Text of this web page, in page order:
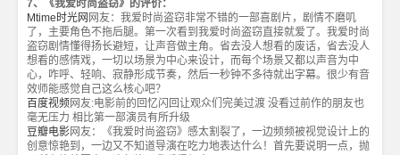
7、《我爱时尚盗窃》的评价：
Mtime时光网 网友：我爱时尚盗窃非常不错的一部喜剧片，剧情不磨叽
了，主要角色不拖后腿。第一次看到我爱时尚盗窃直接就爱了。我爱时尚
盗窃剧情懂得扬长避短，让声音做主角。省去没人想看的废话，省去没人
想看的感情戏，一切以场景为中心来设计，而每个场景又都以声音为中
心，咋呼、轻响、寂静形成节奏，然后一秒钟不多待就出字幕。很少有音
效师能感觉自己这么核心吧？
百度视频 网友:电影前的回忆闪回让观众们完美过渡 没看过前作的朋友也
毫无压力 相比第一部演员有所升级
豆瓣电影网友：《我爱时尚盗窃》感太割裂了，一边频频被视觉设计上的
创意惊艳到，一边又不知道导演在吃力地表达什么！首先要说明一点，抛